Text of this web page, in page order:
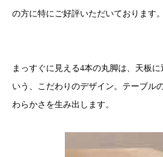
の方に特にご好評いただいております。
まっすぐに見える4本の丸脚は、天板
いう、こだわりのデザイン。テーブル
わらかさを生み出します。